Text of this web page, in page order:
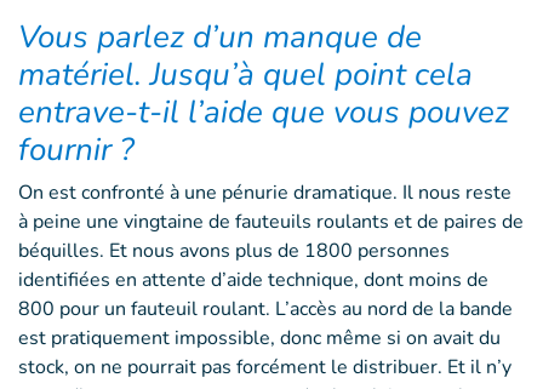
Vous parlez d’un manque de
matériel. Jusqu’à quel point cela
entrave-t-il l’aide que vous pouvez
fournir ?
On est confronté à une pénurie dramatique. Il nous reste
à peine une vingtaine de fauteuils roulants et de paires de
béquilles. Et nous avons plus de 1800 personnes
identifiées en attente d’aide technique, dont moins de
800 pour un fauteuil roulant. L’accès au nord de la bande
est pratiquement impossible, donc même si on avait du
stock, on ne pourrait pas forcément le distribuer. Et il n’y